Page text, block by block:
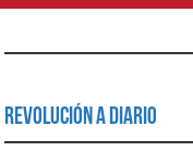
Revolución a Diario